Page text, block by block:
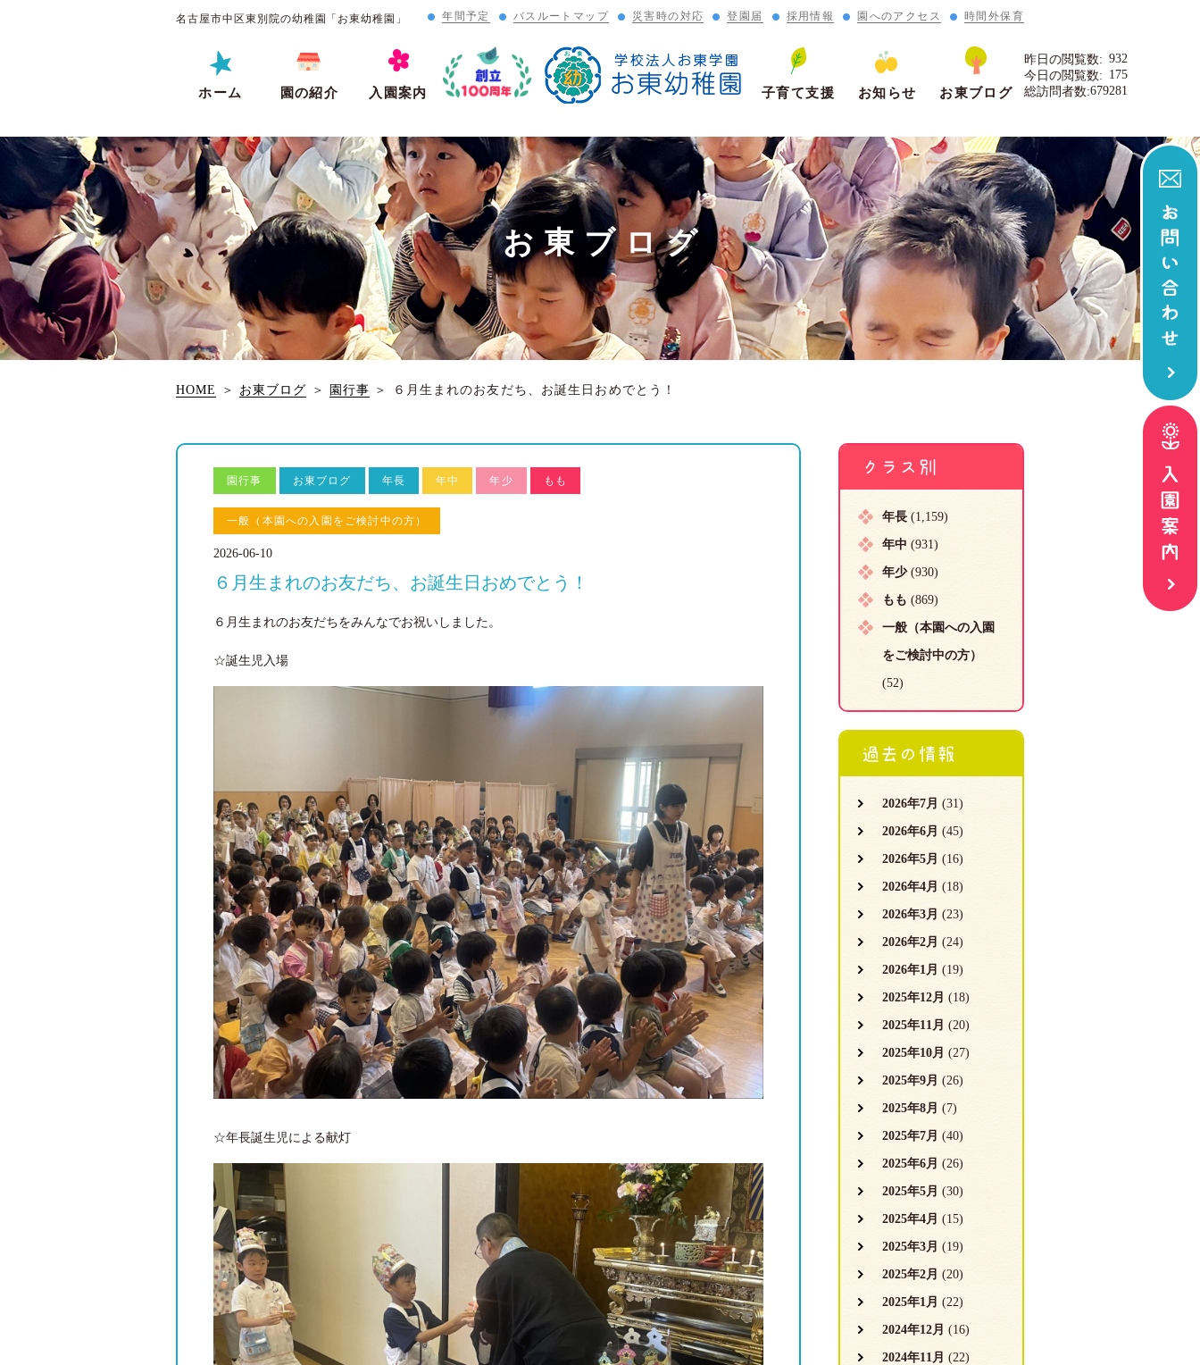
名古屋市中区東別院の幼稚園「お東幼稚園」 年間予定 バスルートマップ 災害時の対応 登園届 採用情報 園へのアクセス 時間外保育
ホーム 園の紹介 入園案内 子育て支援 お知らせ お東ブログ
932
昨日の閲覧数:
175
今日の閲覧数:
679281
総訪問者数:
お東ブログ
HOME ＞ お東ブログ ＞ 園行事 ＞ ６月生まれのお友だち、お誕生日おめでとう！
園行事 お東ブログ 年長 年中 年少 もも
一般（本園への入園をご検討中の方）
2026-06-10
６月生まれのお友だち、お誕生日おめでとう！
６月生まれのお友だちをみんなでお祝いしました。
☆誕生児入場
☆年長誕生児による献灯
クラス別
年長 (1,159)
年中 (931)
年少(930)
もも (869)
一般（本園への入園
をご検討中の方）
(52)
過去の情報
2026年7月 (31)
2026年6月 (45)
2026年5月 (16)
2026年4月 (18)
2026年3月 (23)
2026年2月 (24)
2026年1月 (19)
2025年12月 (18)
2025年11月 (20)
2025年10月 (27)
2025年9月 (26)
2025年8月 (7)
2025年7月 (40)
2025年6月 (26)
2025年5月 (30)
2025年4月 (15)
2025年3月 (19)
2025年2月 (20)
2025年1月 (22)
2024年12月 (16)
2024年11月 (22)